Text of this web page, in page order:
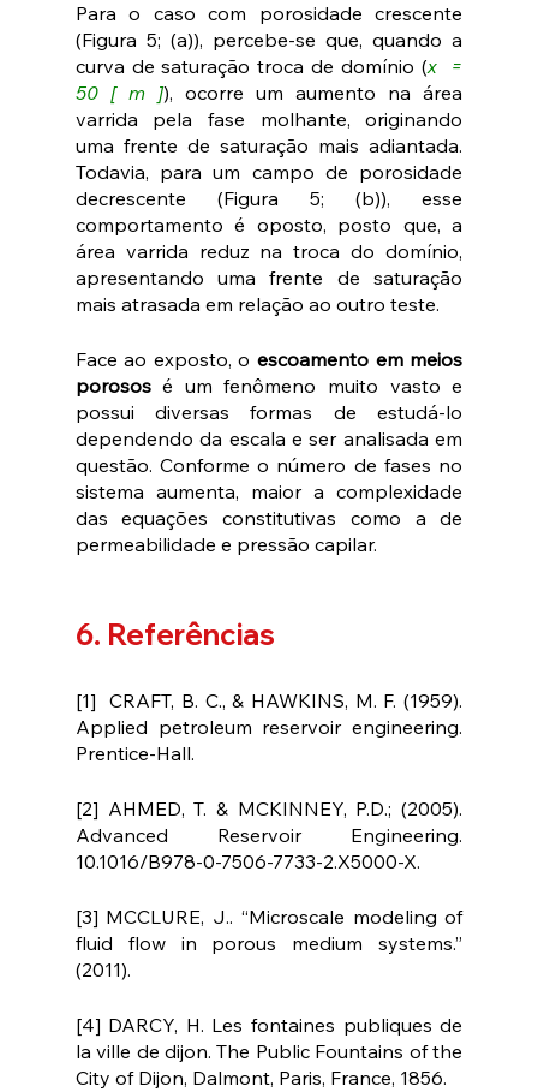
Para o caso com porosidade crescente
(Figura 5; (a)), percebe-se que, quando a
curva de saturação troca de domínio (x  =
50 [ m ]), ocorre um aumento na área
varrida pela fase molhante, originando
uma frente de saturação mais adiantada.
Todavia, para um campo de porosidade
decrescente (Figura 5; (b)), esse
comportamento é oposto, posto que, a
área varrida reduz na troca do domínio,
apresentando uma frente de saturação
mais atrasada em relação ao outro teste.
Face ao exposto, o escoamento em meios
porosos é um fenômeno muito vasto e
possui diversas formas de estudá-lo
dependendo da escala e ser analisada em
questão. Conforme o número de fases no
sistema aumenta, maior a complexidade
das equações constitutivas como a de
permeabilidade e pressão capilar.
6. Referências
[1]  CRAFT, B. C., & HAWKINS, M. F. (1959).
Applied petroleum reservoir engineering.
Prentice-Hall.
[2] AHMED, T. & MCKINNEY, P.D.; (2005).
Advanced Reservoir Engineering.
10.1016/B978-0-7506-7733-2.X5000-X.
[3] MCCLURE, J.. “Microscale modeling of
fluid flow in porous medium systems.”
(2011).
[4] DARCY, H. Les fontaines publiques de
la ville de dijon. The Public Fountains of the
City of Dijon, Dalmont, Paris, France, 1856.